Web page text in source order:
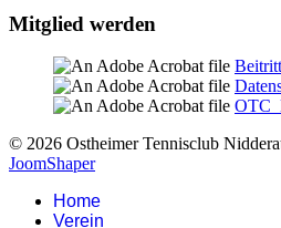
Mitglied werden
© 2026 Ostheimer Tennisclub
JoomShaper
Home
Verein